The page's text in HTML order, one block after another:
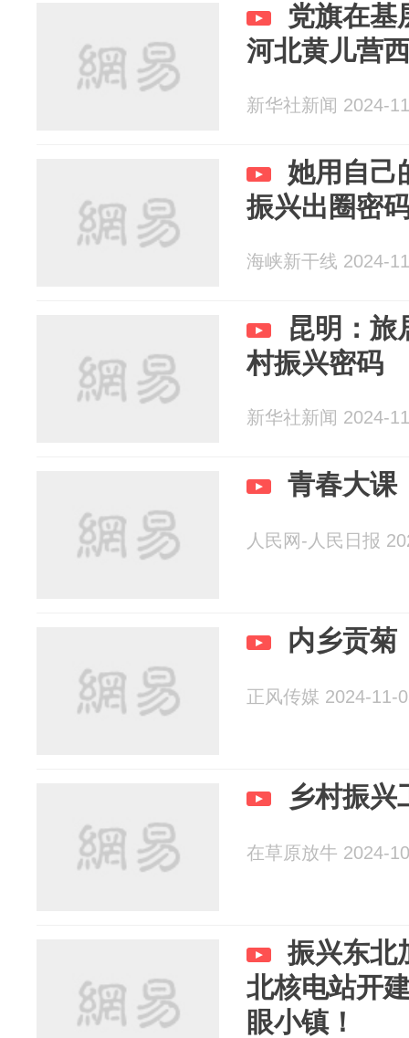
党旗在基
河北黄儿营
新华社新闻 2024-
她用自己
振兴出圈密
海峡新干线 2024-
昆明：旅
村振兴密码
新华社新闻 2024-
青春大课
人民网-人民日报
内乡贡菊
正风传媒 2024-11-
乡村振兴
在草原放牛 2024-
振兴东北
北核电站开
眼小镇！